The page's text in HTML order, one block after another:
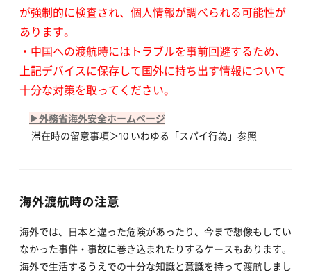
が強制的に検査され、個人情報が調べられる可能性が
あります。
・中国への渡航時にはトラブルを事前回避するため、
上記デバイスに保存して国外に持ち出す情報について
十分な対策を取ってください。
▶外務省海外安全ホームページ
滞在時の留意事項＞10 いわゆる「スパイ行為」参照
海外渡航時の注意
海外では、日本と違った危険があったり、今まで想像もしてい
なかった事件・事故に巻き込まれたりするケースもあります。
海外で生活するうえでの十分な知識と意識を持って渡航しまし